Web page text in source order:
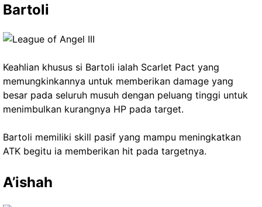
Bartoli
Keahlian khusus si Bartoli ialah Scarlet Pact yang
memungkinkannya untuk memberikan damage yang
besar pada seluruh musuh dengan peluang tinggi untuk
menimbulkan kurangnya HP pada target.
Bartoli memiliki skill pasif yang mampu meningkatkan
ATK begitu ia memberikan hit pada targetnya.
A’ishah